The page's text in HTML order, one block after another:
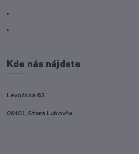
Kde nás nájdete
Levočská 63
06401, Stará Ľubovňa